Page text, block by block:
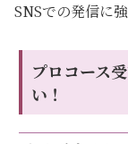
SNSでの発信に
プロコース
い！